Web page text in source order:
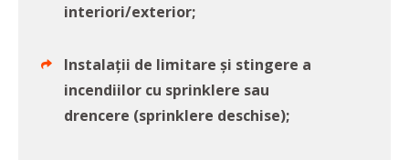
interiori/exterior;
Instalații de limitare și stingere a
incendiilor cu sprinklere sau
drencere (sprinklere deschise);